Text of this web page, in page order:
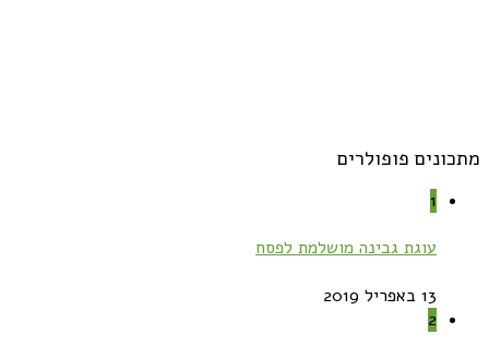
מתכונים פופולרים
1
עוגת גבינה מושלמת לפסח
13 באפריל 2019
2